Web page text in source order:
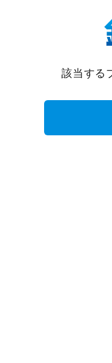
該当する